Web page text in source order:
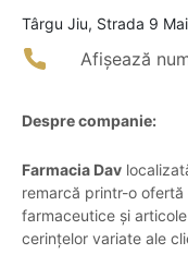
Târgu Jiu, Strada 9
Afișează
Despre companie:
Farmacia Dav
remarcă printr-o
farmaceutice și
cerințelor variate ale